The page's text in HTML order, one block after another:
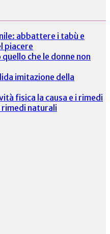
abbattere i tabù e
piacere
che le donne non
imitazione della
fisica la causa e i rimedi
rimedi naturali